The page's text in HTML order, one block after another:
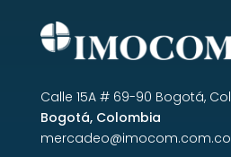
Calle 15A # 69-90 Bogotá, Col
Bogotá, Colombia
mercadeo@imocom.com.co